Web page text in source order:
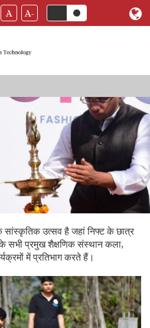
A A-
सांस्कृतिक उत्सव है जहां निफ्ट के छात्र
प्रमुख शैक्षणिक संस्थान कला,
में प्रतिभाग करते हैं।